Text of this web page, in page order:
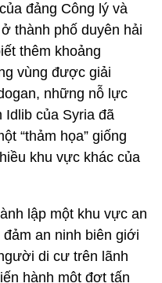
đảng Công lý và
thành phố duyên hải
thêm khoảng
vùng được giải
những nỗ lực
Idlib của Syria đã
“thảm họa” giống
khu vực khác của
lập một khu vực an
an ninh biên giới
di cư trên lãnh
hành một đợt tấn